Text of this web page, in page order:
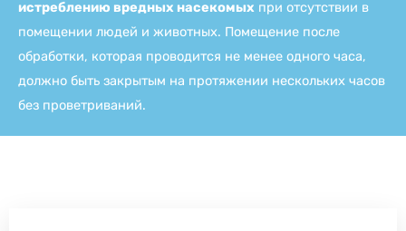
истреблению вредных насекомых при отсутствии в
помещении людей и животных. Помещение после
обработки, которая проводится не менее одного часа,
должно быть закрытым на протяжении нескольких часов
без проветриваний.